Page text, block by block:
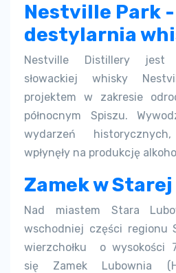
Nestville Park -
destylarnia
Nestville Distillery jest
słowackiej whisky
projektem w zakresie
północnym Spiszu.
wydarzeń
wpłynęły na produkcję
Zamek w
Nad miastem Stara
wschodniej części regionu
wierzchołku o wysokości
się Zamek Lubownia